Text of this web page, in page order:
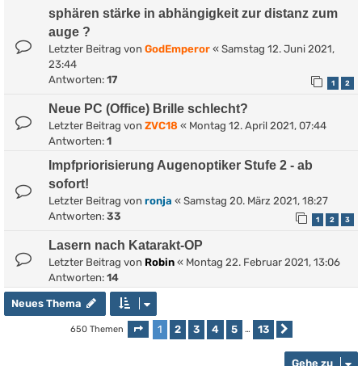
sphären stärke in abhängigkeit zur distanz zum
auge ?
Letzter Beitrag von GodEmperor « Samstag 12. Juni 2021,
23:44
Antworten: 17 1 2
Neue PC (Office) Brille schlecht?
Letzter Beitrag von ZVC18 « Montag 12. April 2021, 07:44
Antworten: 1
Impfpriorisierung Augenoptiker Stufe 2 - ab
sofort!
Letzter Beitrag von ronja « Samstag 20. März 2021, 18:27
Antworten: 33 1 2 3
Lasern nach Katarakt-OP
Letzter Beitrag von Robin « Montag 22. Februar 2021, 13:06
Antworten: 14
Neues Thema
650 Themen Seite 1von 13
1 2 3 4 5 … 13
Gehe zu